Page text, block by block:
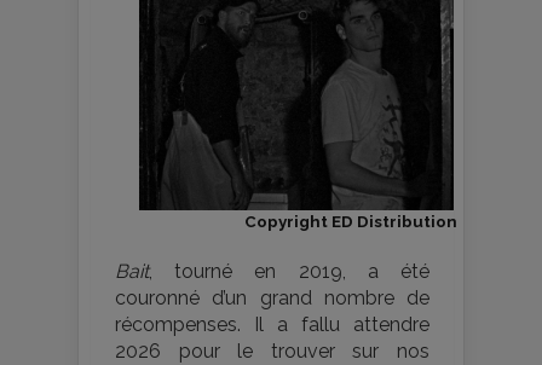
Copyright ED Distribution
Bait, tourné en 2019, a été
couronné d’un grand nombre de
récompenses. Il a fallu attendre
2026 pour le trouver sur nos